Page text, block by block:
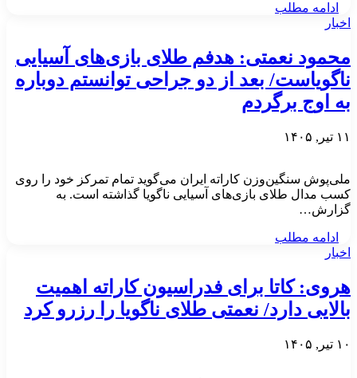
ادامه مطلب
اخبار
محمود نعمتی: هدفم طلای بازی‌های آسیایی
ناگویاست/ بعد از دو جراحی توانستم دوباره
به اوج برگردم
۱۱ تیر, ۱۴۰۵
ملی‌پوش سنگین‌وزن کاراته ایران می‌گوید تمام تمرکز خود را روی
کسب مدال طلای بازی‌های آسیایی ناگویا گذاشته است. به
گزارش…
ادامه مطلب
اخبار
هروی: کاتا برای فدراسیون کاراته اهمیت
بالایی دارد/ نعمتی طلای ناگویا را رزرو کرد
۱۰ تیر, ۱۴۰۵